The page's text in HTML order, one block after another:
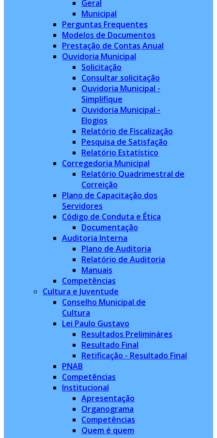
Geral
Municipal
Perguntas Frequentes
Modelos de Documentos
Prestação de Contas Anual
Ouvidoria Municipal
Solicitação
Consultar solicitação
Ouvidoria Municipal -
Simplifique
Ouvidoria Municipal -
Elogios
Relatório de Fiscalização
Pesquisa de Satisfação
Relatório Estatístico
Corregedoria Municipal
Relatório Quadrimestral de
Correição
Plano de Capacitação dos
Servidores
Código de Conduta e Ética
Documentação
Auditoria Interna
Plano de Auditoria
Relatório de Auditoria
Manuais
Competências
Cultura e Juventude
Conselho Municipal de
Cultura
Lei Paulo Gustavo
Resultados Prelimináres
Resultado Final
Retificação - Resultado Final
PNAB
Competências
Institucional
Apresentação
Organograma
Competências
Quem é quem